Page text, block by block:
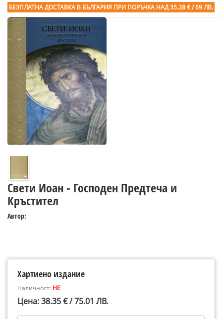
БЕЗПЛАТНА ДОСТАВКА В БЪЛГАРИЯ ПРИ ПОРЪЧКА НАД 35.28 € / 69 ЛВ.
Свети Иоан - Господен Предтеча и
Кръстител
Автор:
Хартиено издание
Наличност: НЕ
Цена: 38.35 € / 75.01 ЛВ.